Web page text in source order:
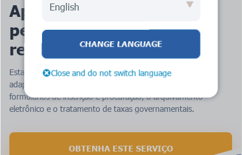
Apresentar um
pedido de marca
registrada nos EUA
Esta etapa inclui a criação de uma lista de bens e serviços
adaptada ao seu negócio, o preenchimento meticuloso de
formulários de inscrição e procuração, o arquivamento
eletrônico e o tratamento de taxas governamentais.
OBTENHA ESTE SERVIÇO
English
CHANGE LANGUAGE
Close and do not switch language